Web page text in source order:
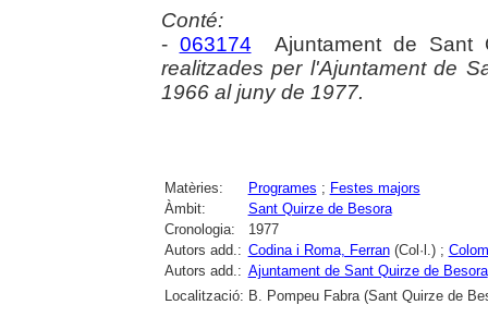
Conté:
- 063174 Ajuntament de Sant
realitzades per l'Ajuntament de
1966 al juny de 1977.
Matèries: Programes ; Festes majors
Àmbit:
Sant Quirze de Besora
Cronologia:
1977
Autors add.: Codina i Roma, Ferran(Col·l.) ;
Autors add.: Ajuntament de Sant Quirze de Besora
Localització: B. Pompeu Fabra (Sant Quirze de